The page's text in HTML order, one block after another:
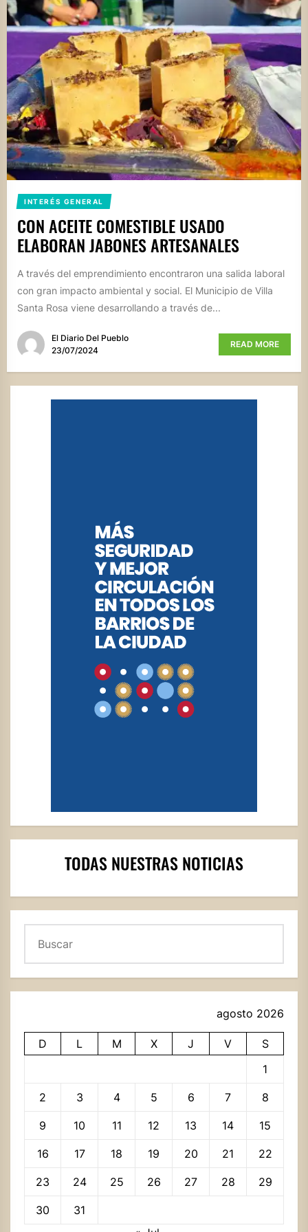
INTERÉS GENERAL
CON ACEITE COMESTIBLE USADO
ELABORAN JABONES ARTESANALES
A través del emprendimiento encontraron una salida laboral
con gran impacto ambiental y social. El Municipio de Villa
Santa Rosa viene desarrollando a través de...
El Diario Del Pueblo
23/07/2024
READ MORE
TODAS NUESTRAS NOTICIAS
agosto 2026
D L M X J V
S
1
2 3 4 5 6 7 8
9 10 11 12 13 14 15
16 17 18 19 20 21 22
23 24 25 26 27 28 29
30
31